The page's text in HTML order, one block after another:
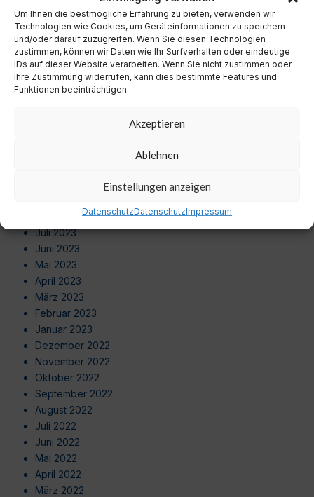
Um Ihnen die bestmögliche Erfahrung zu bieten, verwenden wir
Technologien wie Cookies, um Geräteinformationen zu speichern
und/oder darauf zuzugreifen. Wenn Sie diesen Technologien
zustimmen, können wir Daten wie Ihr Surfverhalten oder eindeutige
IDs auf dieser Website verarbeiten. Wenn Sie nicht zustimmen oder
Ihre Zustimmung widerrufen, kann dies bestimmte Features und
Funktionen beeinträchtigen.
Akzeptieren
Ablehnen
Einstellungen anzeigen
DatenschutzDatenschutzImpressum
August 2024
Juli 2024
Juni 2024
Mai 2024
April 2024
August 2023
Juli 2023
Juni 2023
Mai 2023
April 2023
März 2023
Februar 2023
Januar 2023
Dezember 2022
November 2022
Oktober 2022
September 2022
August 2022
Juli 2022
Juni 2022
Mai 2022
April 2022
März 2022